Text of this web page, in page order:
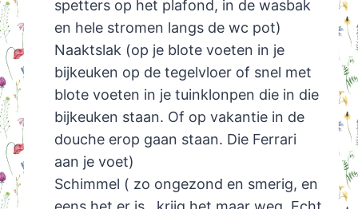
spetters op het plafond, in de wasbak
en hele stromen langs de wc pot)
Naaktslak (op je blote voeten in je
bijkeuken op de tegelvloer of snel met
blote voeten in je tuinklonpen die in die
bijkeuken staan. Of op vakantie in de
douche erop gaan staan. Die Ferrari
aan je voet)
Schimmel ( zo ongezond en smerig, en